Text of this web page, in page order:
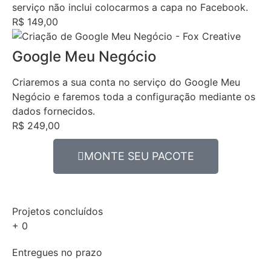
serviço não inclui colocarmos a capa no Facebook.
R$ 149,00
Google Meu Negócio
Criaremos a sua conta no serviço do Google Meu
Negócio e faremos toda a configuração mediante os
dados fornecidos.
R$ 249,00
MONTE SEU PACOTE
Projetos concluídos
+ 0
Entregues no prazo